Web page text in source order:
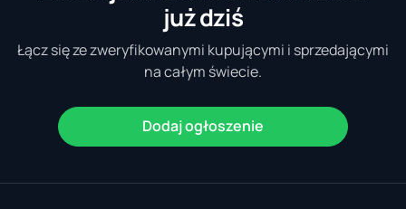
już dziś
Łącz się ze zweryfikowanymi kupującymi i sprzedającymi
na całym świecie.
Dodaj ogłoszenie